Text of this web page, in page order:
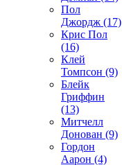
Пол
Джордж (17)
Крис Пол
(16)
Клей
Томпсон (9)
Блейк
Гриффин
(13)
Митчелл
Донован (9)
Гордон
Аарон (4)